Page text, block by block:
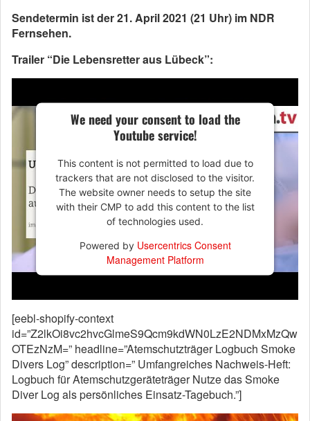
Sendetermin ist der 21. April 2021 (21 Uhr) im NDR
Fernsehen.
Trailer “Die Lebensretter aus Lübeck”:
We need your consent to load the
Youtube service!
This content is not permitted to load due to
trackers that are not disclosed to the visitor.
The website owner needs to setup the site
with their CMP to add this content to the list
of technologies used.
Powered by Usercentrics Consent
Management Platform
[eebl-shopify-context
id=”Z2lkOi8vc2hvcGlmeS9Qcm9kdWN0LzE2NDMxMzQw
OTEzNzM=” headline=”Atemschutzträger Logbuch Smoke
Divers Log” description=” Umfangreiches Nachweis-Heft:
Logbuch für Atemschutzgeräteträger Nutze das Smoke
Diver Log als persönliches Einsatz-Tagebuch.”]